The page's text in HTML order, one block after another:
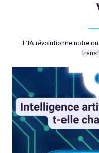
L’IA révolutionne notre